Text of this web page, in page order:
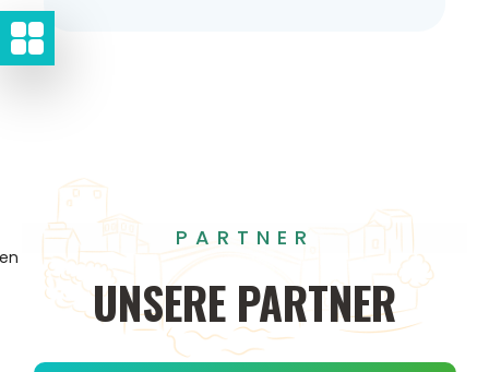
PARTNER
UNSERE PARTNER